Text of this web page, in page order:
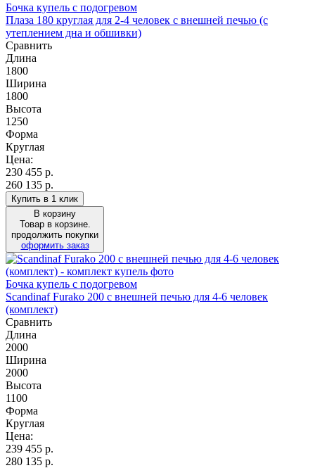
Бочка купель с подогревом
Плаза 180 круглая для 2-4 человек с внешней печью (с
утеплением дна и обшивки)
Сравнить
Длина
1800
Ширина
1800
Высота
1250
Форма
Круглая
Цена:
230 455 р.
260 135 р.
Купить в 1 клик
В корзину
Товар в корзине.
продолжить покупки
оформить заказ
Бочка купель с подогревом
Scandinaf Furako 200 с внешней печью для 4-6 человек
(комплект)
Сравнить
Длина
2000
Ширина
2000
Высота
1100
Форма
Круглая
Цена:
239 455 р.
280 135 р.